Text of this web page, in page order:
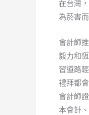
在台灣
為菸害
會計師
毅力和
習道路
禮拜都
會計師
本會計